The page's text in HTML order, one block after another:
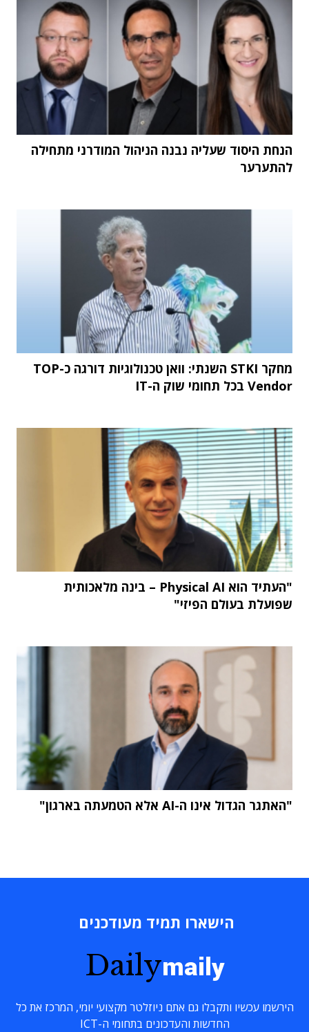
הנחת היסוד שעליה נבנה הניהול המודרני מתחילה
להתערער
מחקר STKI השנתי: וואן טכנולוגיות דורגה כ-TOP
Vendor בכל תחומי שוק ה-IT
"העתיד הוא Physical AI – בינה מלאכותית
שפועלת בעולם הפיזי"
"האתגר הגדול אינו ה-AI אלא הטמעתה בארגון"
הישארו תמיד מעודכנים
Dailymaily
הירשמו עכשיו ותקבלו גם אתם ניוזלטר מקצועי יומי, המרכז את כל
החדשות והעדכונים בתחומי ה-ICT